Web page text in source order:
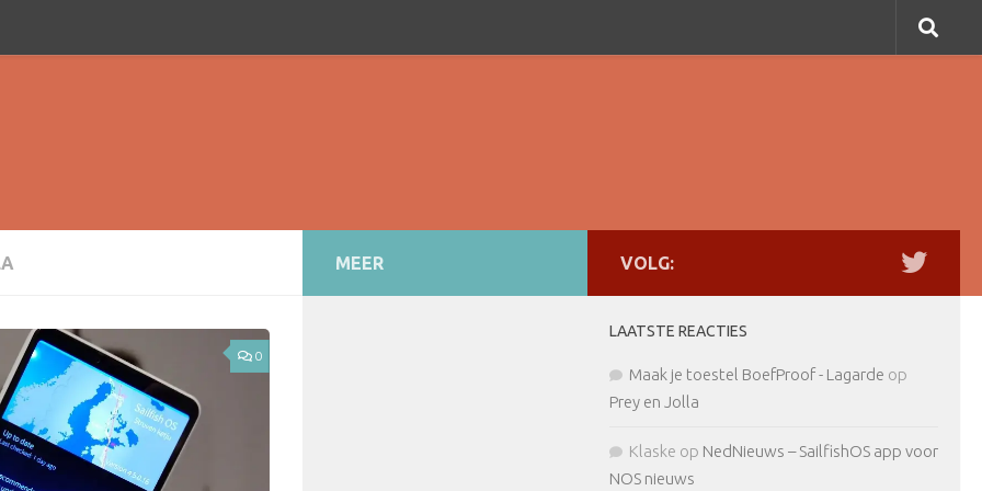
0
VOLG:
LAATSTE REACTIES
Maak je toestel BoefProof - Lagarde op
Prey en Jolla
Klaske op NedNieuws – SailfishOS app voor
NOS nieuws
MEER